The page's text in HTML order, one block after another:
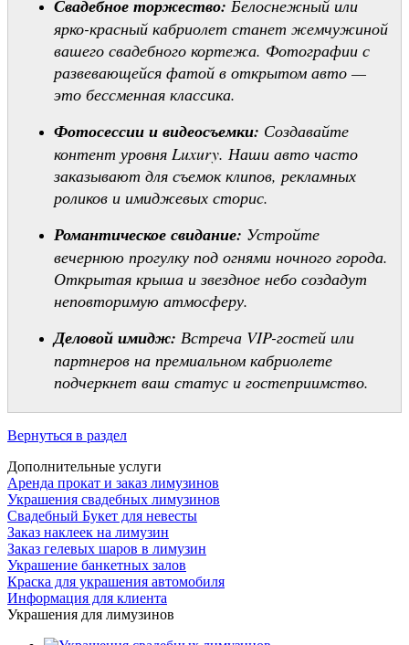
Свадебное торжество: Белоснежный или
ярко-красный кабриолет станет жемчужиной
вашего свадебного кортежа. Фотографии с
развевающейся фатой в открытом авто —
это бессменная классика.
Фотосессии и видеосъемки: Создавайте
контент уровня Luxury. Наши авто часто
заказывают для съемок клипов, рекламных
роликов и имиджевых сторис.
Романтическое свидание: Устройте
вечернюю прогулку под огнями ночного города.
Открытая крыша и звездное небо создадут
неповторимую атмосферу.
Деловой имидж: Встреча VIP-гостей или
партнеров на премиальном кабриолете
подчеркнет ваш статус и гостеприимство.
Вернуться в раздел
Дополнительные услуги
Аренда прокат и заказ лимузинов
Украшения свадебных лимузинов
Свадебный Букет для невесты
Заказ наклеек на лимузин
Заказ гелевых шаров в лимузин
Украшение банкетных залов
Краска для украшения автомобиля
Информация для клиента
Украшения для лимузинов